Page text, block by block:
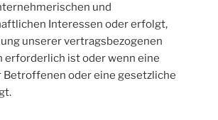
und
Interessen oder erfolgt,
unserer vertragsbezogenen
erforderlich ist oder wenn eine
Betroffenen oder eine gesetzliche